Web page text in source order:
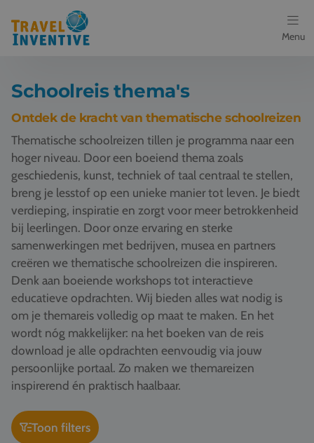
Menu
Bestemmingen
Schoolreis thema's
Voor docenten
Over ons
Een offerte aanvragen
Referenties
Vacatures
Contact
076 522 30 57
Klantportaal
Schoolreis thema's
Ontdek de kracht van thematische schoolreizen
Thematische schoolreizen tillen je programma naar een
hoger niveau. Door een boeiend thema zoals
geschiedenis, kunst, techniek of taal centraal te stellen,
breng je lesstof op een unieke manier tot leven. Je biedt
verdieping, inspiratie en zorgt voor meer betrokkenheid
bij leerlingen. Door onze ervaring en sterke
samenwerkingen met bedrijven, musea en partners
creëren we thematische schoolreizen die inspireren.
Denk aan boeiende workshops tot interactieve
educatieve opdrachten. Wij bieden alles wat nodig is
om je themareis volledig op maat te maken. En het
wordt nóg makkelijker: na het boeken van de reis
download je alle opdrachten eenvoudig via jouw
persoonlijke portaal. Zo maken we themareizen
inspirerend én praktisch haalbaar.
Toon filters